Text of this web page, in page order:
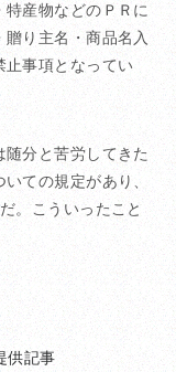
特産物などのＰＲに
り主名・商品名入
事項となってい
分と苦労してきた
ての規定があり、
。こういったこと
供記事